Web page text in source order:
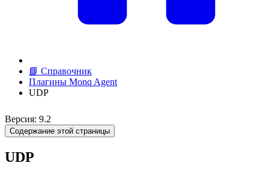
📘 Справочник
Плагины Monq Agent
UDP
Версия: 9.2
Содержание этой страницы
UDP